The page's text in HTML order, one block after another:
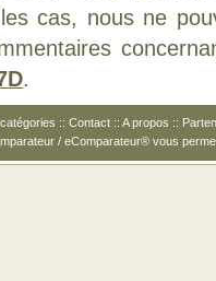
cas, nous ne
.
:: Contact :: A propos ::
/ eComparateur® vous